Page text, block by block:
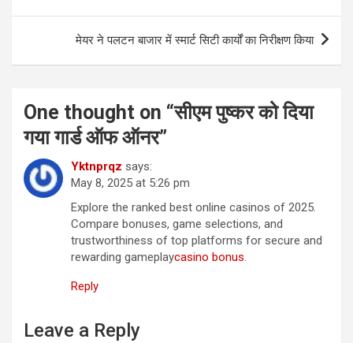
मेयर ने पलटन बाजार में स्मार्ट सिटी कार्यों का निरीक्षण किया
One thought on “सीएम पुष्कर को दिया
गया गार्ड ऑफ ऑनर”
Yktnprqz says:
May 8, 2025 at 5:26 pm
Explore the ranked best online casinos of 2025.
Compare bonuses, game selections, and
trustworthiness of top platforms for secure and
rewarding gameplaycasino bonus.
Reply
Leave a Reply